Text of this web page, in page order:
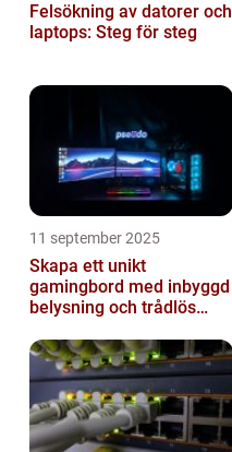
Felsökning av datorer och
laptops: Steg för steg
11 september 2025
Skapa ett unikt
gamingbord med inbyggd
belysning och trådlös